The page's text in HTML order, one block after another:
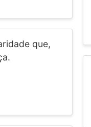
que,